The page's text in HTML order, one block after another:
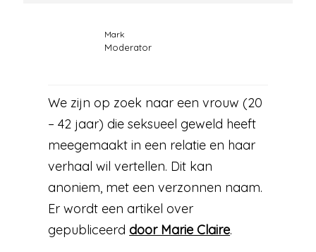
Mark
Moderator
We zijn op zoek naar een vrouw (20
– 42 jaar) die seksueel geweld heeft
meegemaakt in een relatie en haar
verhaal wil vertellen. Dit kan
anoniem, met een verzonnen naam.
Er wordt een artikel over
gepubliceerddoor Marie Claire.